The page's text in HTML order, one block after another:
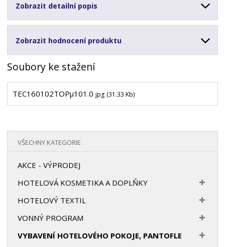
Zobrazit detailní popis
Zobrazit hodnocení produktu
Soubory ke stažení
TEC160102TOPµ101.0 jpg (31.33 Kb)
VŠECHNY KATEGORIE
AKCE - VÝPRODEJ
HOTELOVÁ KOSMETIKA A DOPLŇKY
HOTELOVÝ TEXTIL
VONNÝ PROGRAM
VYBAVENÍ HOTELOVÉHO POKOJE, PANTOFLE